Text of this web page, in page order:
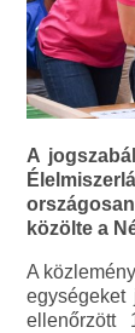
A
közölte a
A
ellenőrzött